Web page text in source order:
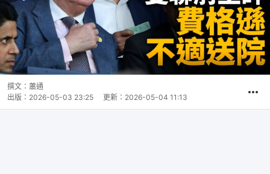
撰文： 蕭通
出版： 2026-05-03 23:25 更新： 2026-05-04 11:13